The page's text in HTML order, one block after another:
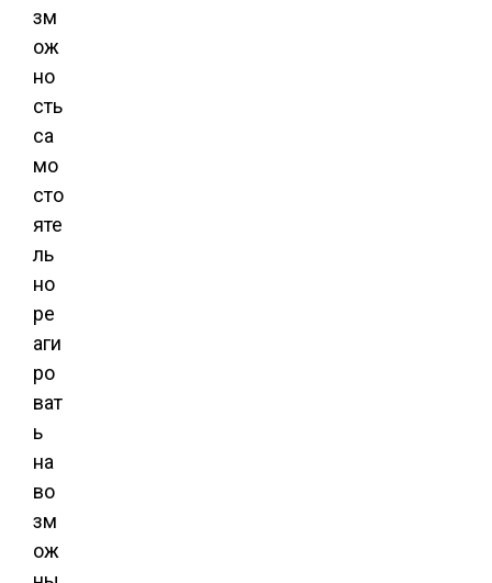
зм
ож
но
сть
са
мо
сто
яте
ль
но
ре
аги
ро
ват
ь
на
во
зм
ож